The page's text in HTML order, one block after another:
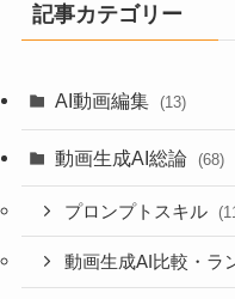
記事カテゴリー
AI動画編集 (13)
動画生成AI総論 (68)
プロンプトスキル
動画生成AI比較・ラ